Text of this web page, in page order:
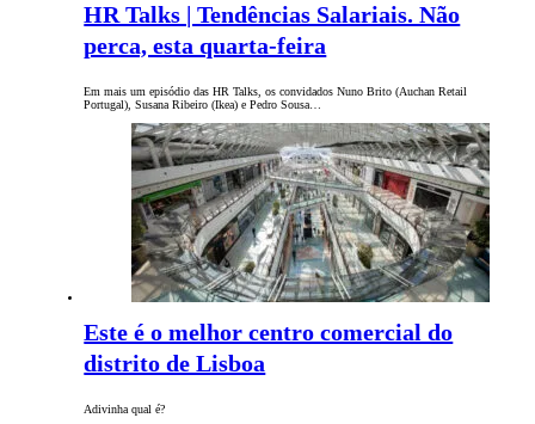
HR Talks | Tendências Salariais. Não
perca, esta quarta-feira
Em mais um episódio das HR Talks, os convidados Nuno Brito (Auchan Retail
Portugal), Susana Ribeiro (Ikea) e Pedro Sousa…
Este é o melhor centro comercial do
distrito de Lisboa
Adivinha qual é?